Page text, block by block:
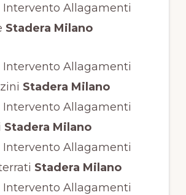
Intervento Allagamenti
Stadera Milano
Intervento Allagamenti
Stadera Milano
Intervento Allagamenti
Stadera Milano
Intervento Allagamenti
Stadera Milano
Intervento Allagamenti